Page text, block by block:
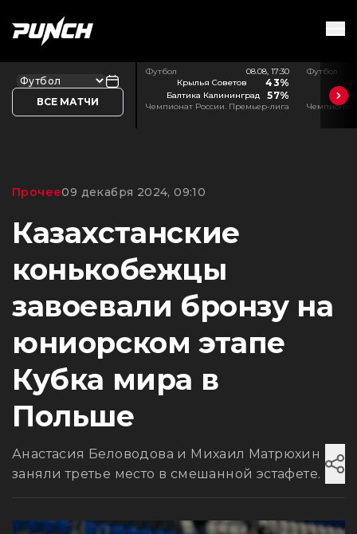
ВСЕ МАТЧИ
Футбол
08.08, 17:30
Крылья Советов
43%
Балтика Калининград 57%
Чемпионат России. Премьер-лига
Футбол
Чемпионат
Прочее09 декабря 2024, 09:10
Казахстанские
конькобежцы
завоевали бронзу на
юниорском этапе
Кубка мира в
Польше
Анастасия Беловодова и Михаил Матрюхин
заняли третье место в смешанной эстафете.